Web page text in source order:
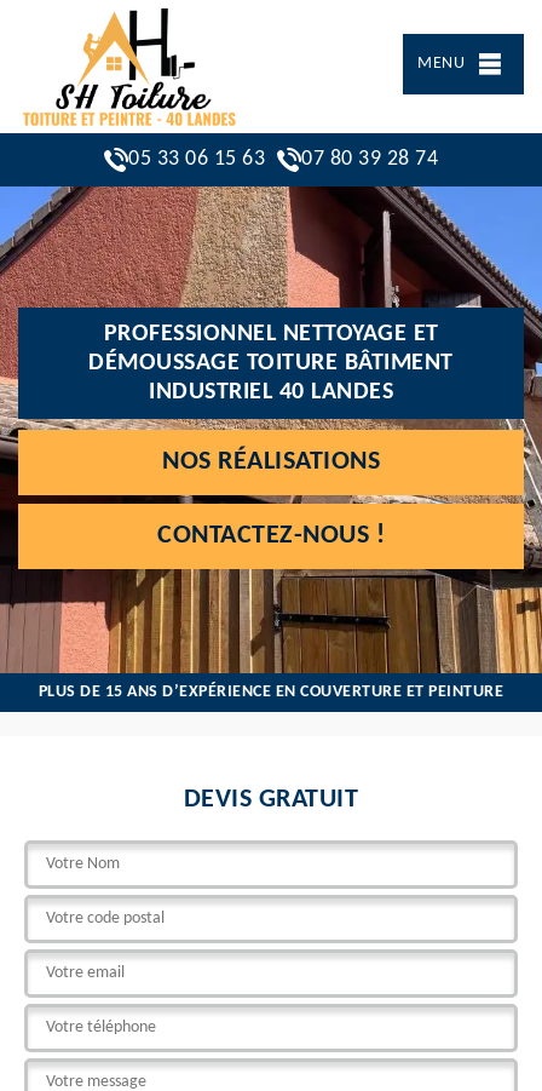
MENU
05 33 06 15 63 07 80 39 28 74
PROFESSIONNEL NETTOYAGE ET
DÉMOUSSAGE TOITURE BÂTIMENT
INDUSTRIEL 40 LANDES
NOS RÉALISATIONS
CONTACTEZ-NOUS !
PLUS DE 15 ANS D’EXPÉRIENCE EN COUVERTURE ET PEINTURE
DEVIS GRATUIT